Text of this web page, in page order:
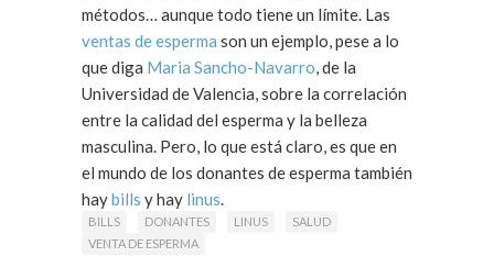
métodos… aunque todo tiene un límite. Las
ventas de esperma son un ejemplo, pese a lo
que diga Maria Sancho-Navarro, de la
Universidad de Valencia, sobre la correlación
entre la calidad del esperma y la belleza
masculina. Pero, lo que está claro, es que en
el mundo de los donantes de esperma también
haybills y hay linus.
BILLS DONANTES LINUS
SALUD
VENTA DE ESPERMA